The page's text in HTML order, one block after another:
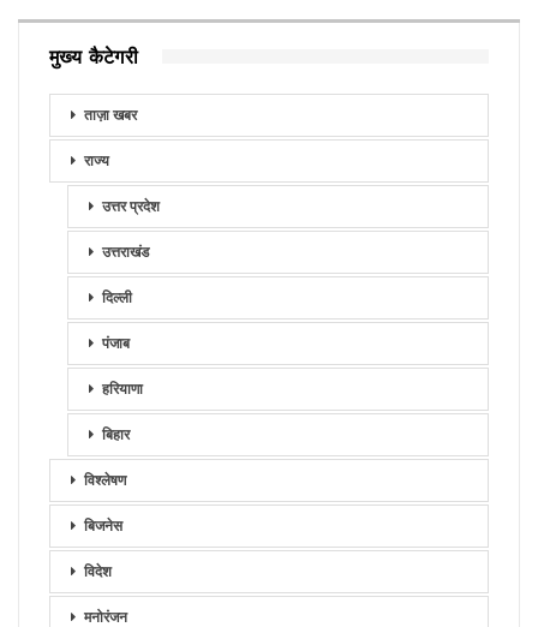
मुख्य कैटेगरी
ताज़ा खबर
राज्य
उत्तर प्रदेश
उत्तराखंड
दिल्ली
पंजाब
हरियाणा
बिहार
विश्लेषण
बिजनेस
विदेश
मनोरंजन